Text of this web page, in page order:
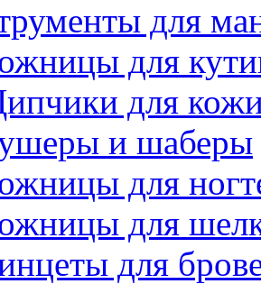
для
для
для
и шаберы
для
для
для